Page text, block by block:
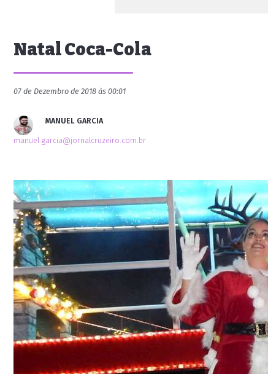
Natal Coca-Cola
07 de Dezembro de 2018 às 00:01
MANUEL GARCIA
manuel.garcia@jornalcruzeiro.com.br